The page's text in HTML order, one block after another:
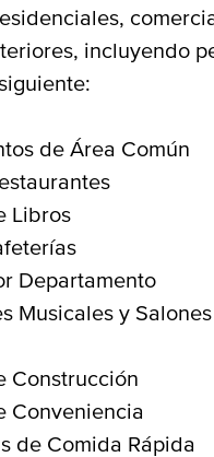
incluyendo
de Área Común
Libros
Departamento
Musicales y
Construcción
Conveniencia
de Comida Rápida